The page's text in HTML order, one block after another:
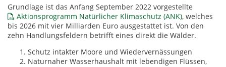
Grundlage ist das Anfang September 2022 vorgestellte
Aktionsprogramm Natürlicher Klimaschutz (ANK), welches
bis 2026 mit vier Milliarden Euro ausgestattet ist. Von den
zehn Handlungsfeldern betrifft eines direkt die Wälder.
Schutz intakter Moore und Wiedervernässungen
Naturnaher Wasserhaushalt mit lebendigen Flüssen,